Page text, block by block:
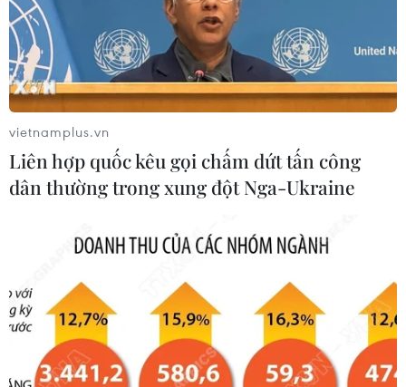
Bờ cát dài lộ rõ ngay phía làng vạn chài dưới chân cầu Hòa
Bình 3. (Ảnh: Trọng Đạt/TTXVN)
vietnamplus.vn
Liên hợp quốc kêu gọi chấm dứt tấn công
dân thường trong xung đột Nga-Ukraine